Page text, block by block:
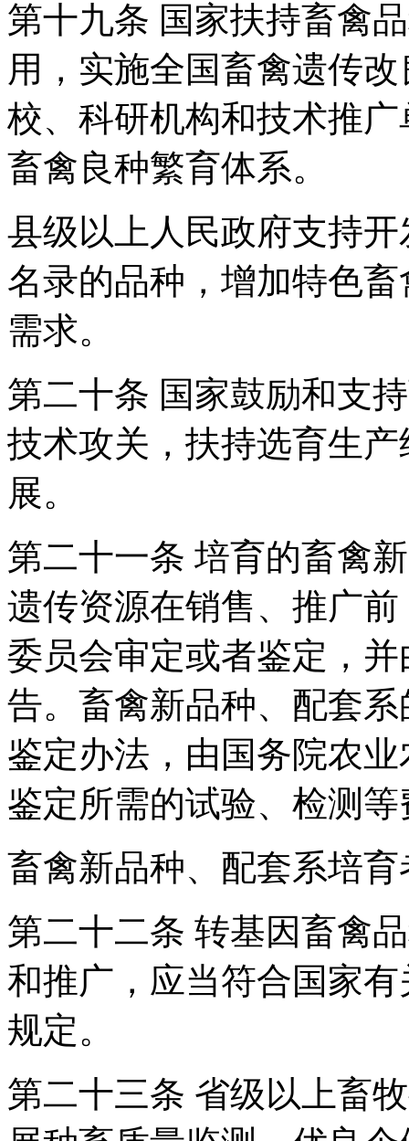
第十九条 国家扶持畜禽
用，实施全国畜禽遗传
校、科研机构和技术推
畜禽良种繁育体系。
县级以上人民政府支持
名录的品种，增加特色
需求。
第二十条 国家鼓励和支
技术攻关，扶持选育生
展。
第二十一条 培育的畜禽
遗传资源在销售、推广
委员会审定或者鉴定，
告。畜禽新品种、配套
鉴定办法，由国务院农
鉴定所需的试验、检测
畜禽新品种、配套系培
第二十二条 转基因畜禽
和推广，应当符合国家
规定。
第二十三条 省级以上畜